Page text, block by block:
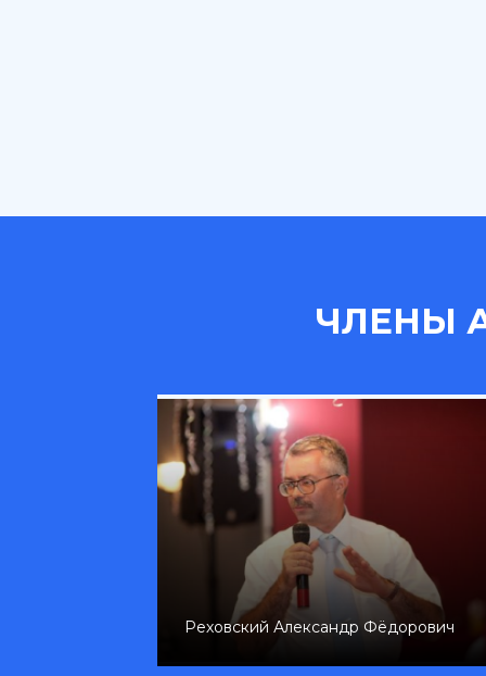
ЧЛЕНЫ
Пинский Виктор Витальевич